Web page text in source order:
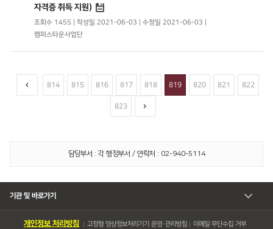
자격증 취득 지원)
조회수 1455 | 작성일 2021-06-03 | 수정일 2021-06-03 |
캠퍼스타운사업단
814 815 816 817 818 819 820 821 822
823
담당부서 : 각 행정부서 / 연락처 : 02-940-5114
기관 및 바로가기
개인정보 처리방침 고정형 영상정보처리기기 운영・관리방침
이메일 무단수집 거부